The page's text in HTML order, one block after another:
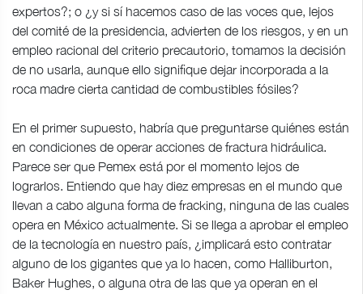
expertos?; o ¿y si sí hacemos caso de las voces que, lejos
del comité de la presidencia, advierten de los riesgos, y en un
empleo racional del criterio precautorio, tomamos la decisión
de no usarla, aunque ello signifique dejar incorporada a la
roca madre cierta cantidad de combustibles fósiles?
En el primer supuesto, habría que preguntarse quiénes están
en condiciones de operar acciones de fractura hidráulica.
Parece ser que Pemex está por el momento lejos de
lograrlos. Entiendo que hay diez empresas en el mundo que
llevan a cabo alguna forma de fracking, ninguna de las cuales
opera en México actualmente. Si se llega a aprobar el empleo
de la tecnología en nuestro país, ¿implicará esto contratar
alguno de los gigantes que ya lo hacen, como Halliburton,
Baker Hughes, o alguna otra de las que ya operan en el